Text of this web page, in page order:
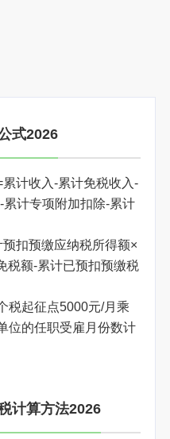
式2026
计收入-累计免税收入-
计专项附加扣除-累计
扣预缴应纳税所得额×
税额-累计已预扣预缴税
税起征点5000元/月乘
位的任职受雇月份数计
计算方法2026